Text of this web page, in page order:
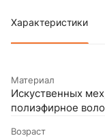
Характеристики
Материал
Искуственных
полиэфирное
Возраст